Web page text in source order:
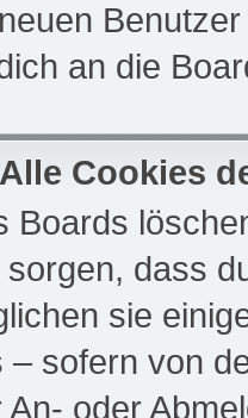
an die
Cookies
Boards
dass
sie
– sofern von
oder